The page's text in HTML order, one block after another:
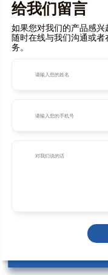
给我们留言
如果您对我们的产品感
随时在线与我们沟通或
务。